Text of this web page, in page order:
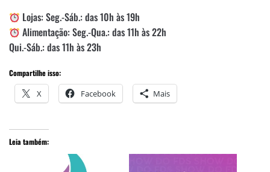
Lojas: Seg.-Sáb.: das 10h às 19h
Alimentação: Seg.-Qua.: das 11h às 22h
Qui.-Sáb.: das 11h às 23h
Compartilhe isso:
X Facebook Mais
Leia também: